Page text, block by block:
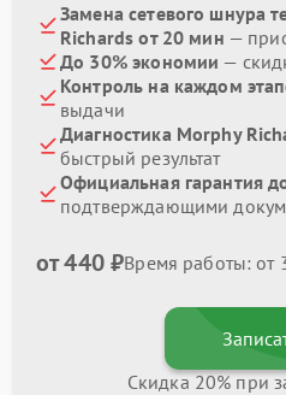
Замена сетевого шнура
Richards от 20 мин —
До 30% экономии —
Контроль на каждом
выдачи
Диагностика Morphy
быстрый результат
Официальная гарантия
подтверждающими
от 440 ₽Время работы: от
Скидка 20% при